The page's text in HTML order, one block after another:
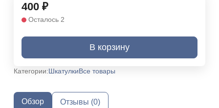
400 ₽
Осталось 2
В корзину
Категории:ШкатулкиВсе товары
Обзор Отзывы (0)